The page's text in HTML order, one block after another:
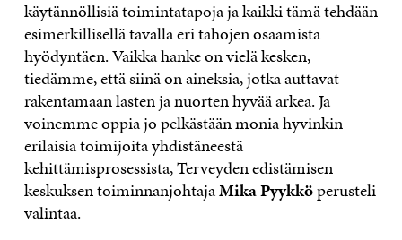
käytännöllisiä toimintatapoja ja kaikki tämä tehdään
esimerkillisellä tavalla eri tahojen osaamista
hyödyntäen. Vaikka hanke on vielä kesken,
tiedämme, että siinä on aineksia, jotka auttavat
rakentamaan lasten ja nuorten hyvää arkea. Ja
voinemme oppia jo pelkästään monia hyvinkin
erilaisia toimijoita yhdistäneestä
kehittämisprosessista, Terveyden edistämisen
keskuksen toiminnanjohtajaMika Pyykköperusteli
valintaa.